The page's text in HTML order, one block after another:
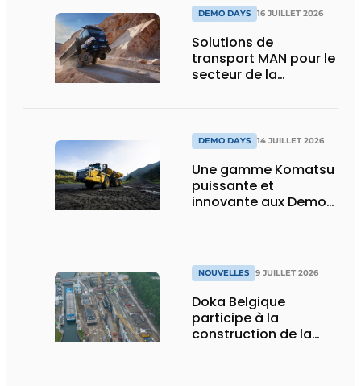
DEMO DAYS 16 JUILLET 2026
Solutions de
transport MAN pour le
secteur de la
DEMO DAYS 14 JUILLET 2026
Une gamme Komatsu
puissante et
innovante aux Demo
NOUVELLES 9 JUILLET 2026
Doka Belgique
participe à la
construction de la